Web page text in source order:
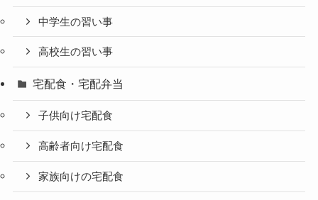
中学生の習い事
高校生の習い事
宅配食・宅配弁当
子供向け宅配食
高齢者向け宅配食
家族向けの宅配食